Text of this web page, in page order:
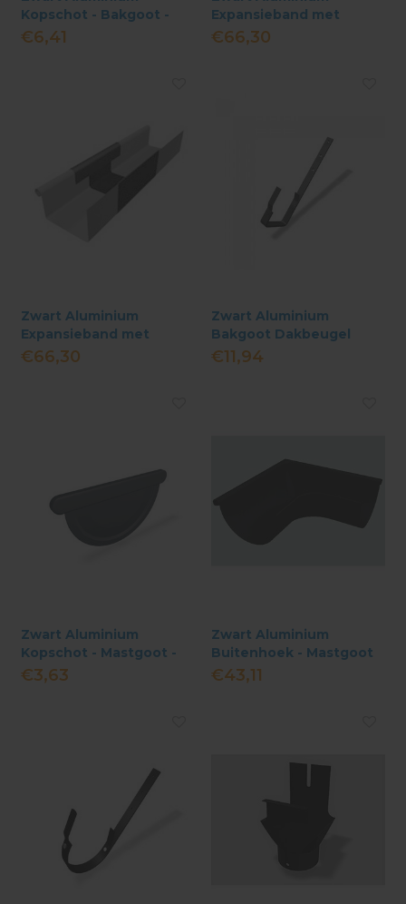
Kopschot - Bakgoot -
B333
€6,41
Expansieband met
rubber - M333 incl. kraal
€66,30
Zwart Aluminium
Expansieband met
rubber - B333 incl. kraal
€66,30
Zwart Aluminium
Bakgoot Dakbeugel
B333 - 90° Met Lip
€11,94
Zwart Aluminium
Kopschot - Mastgoot -
M333
€3,63
Zwart Aluminium
Buitenhoek - Mastgoot
333 - Haaks
€43,11